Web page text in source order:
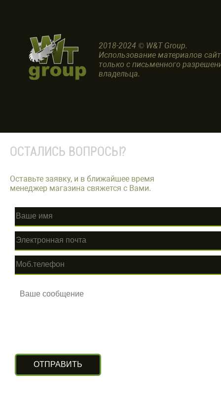
2018-2024 © W&T Group.
Использование материалов
только с письменного
владельца.
ОСТАЛИСЬ ВОПРОСЫ?
Оставьте заявку, и в ближайшее время
менеджер магазина свяжется с Вами.